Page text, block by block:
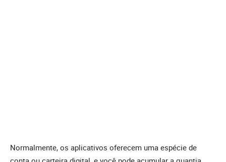
Normalmente, os aplicativos oferecem uma espécie de